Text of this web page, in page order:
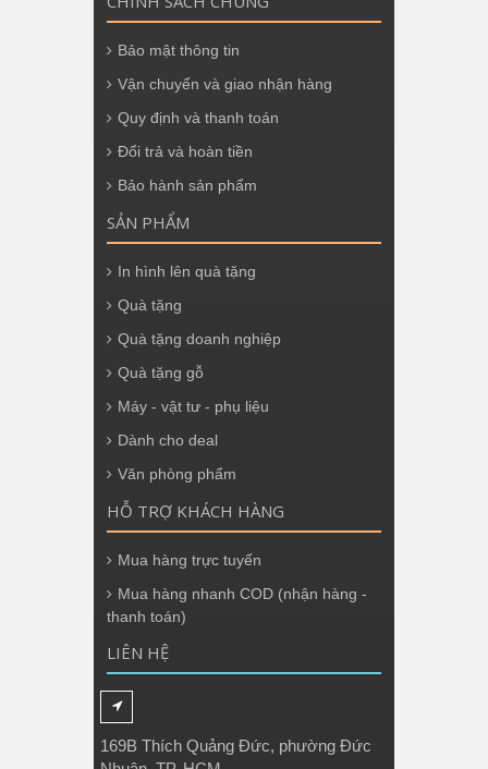
Bảo mật thông tin
Vận chuyển và giao nhận hàng
Quy định và thanh toán
Đổi trả và hoàn tiền
Bảo hành sản phẩm
SẢN PHẨM
In hình lên quà tặng
Quà tặng
Quà tặng doanh nghiệp
Quà tặng gỗ
Máy - vật tư - phụ liệu
Dành cho deal
Văn phòng phẩm
HỖ TRỢ KHÁCH HÀNG
Mua hàng trực tuyến
Mua hàng nhanh COD (nhận hàng -
thanh toán)
LIÊN HỆ
169B Thích Quảng Đức, phường Đức